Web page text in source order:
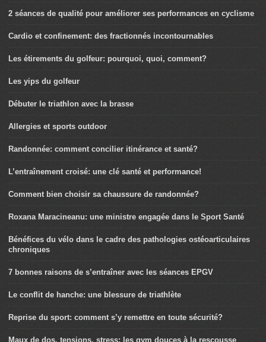
2 séances de qualité pour améliorer ses performances en cyclisme
Cardio et confinement: des fractionnés incontournables
Les étirements du golfeur: pourquoi, quoi, comment?
Les yips du golfeur
Débuter le triathlon avec la brasse
Allergies et sports outdoor
Randonnée: comment concilier itinérance et santé?
L’entraînement croisé: une clé santé et performance!
Comment bien choisir sa chaussure de randonnée?
Roxana Maracineanu: une ministre engagée dans le Sport Santé
Bénéfices du vélo dans le cadre des pathologies ostéoarticulaires
chroniques
7 bonnes raisons de s’entraîner avec les séances EPGV
Le conflit de hanche: une blessure de triathlète
Reprise du sport: comment s’y remettre en toute sécurité?
Maux de dos, tensions, stress: les gym douces à la rescousse